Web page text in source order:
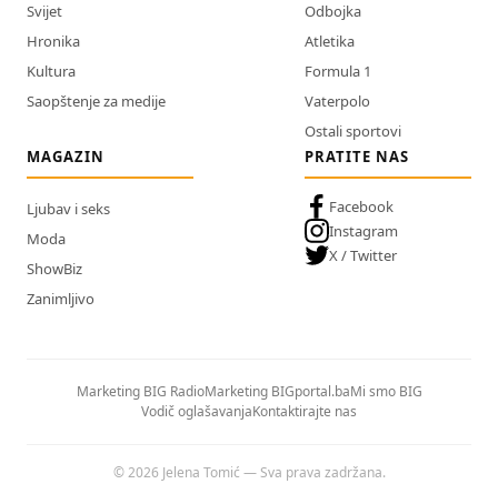
Svijet
Hronika
Kultura
Saopštenje za medije
Odbojka
Atletika
Formula 1
Vaterpolo
Ostali sportovi
MAGAZIN
Ljubav i seks
Moda
ShowBiz
Zanimljivo
PRATITE NAS
Facebook
Instagram
X / Twitter
Marketing BIG RadioMarketing BIGportal.baMi smo BIG
Vodič oglašavanjaKontaktirajte nas
© 2026 Jelena Tomić — Sva prava zadržana.